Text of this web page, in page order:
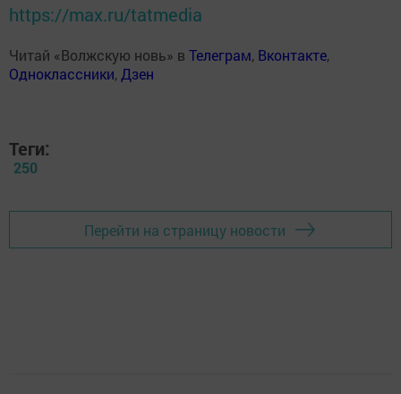
https://max.ru/tatmedia
Читай «Волжскую новь» в Телеграм, Вконтакте,
Одноклассники, Дзен
Теги:
250
Перейти на страницу новости